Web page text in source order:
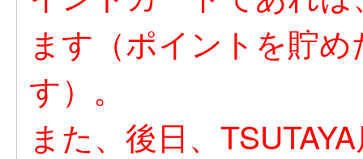
ます（ポイントを貯
す）。
また、後日、